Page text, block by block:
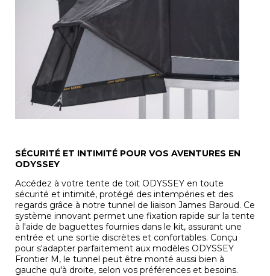
SÉCURITÉ ET INTIMITÉ POUR VOS AVENTURES EN
ODYSSEY
Accédez à votre tente de toit ODYSSEY en toute
sécurité et intimité, protégé des intempéries et des
regards grâce à notre tunnel de liaison James Baroud. Ce
système innovant permet une fixation rapide sur la tente
à l'aide de baguettes fournies dans le kit, assurant une
entrée et une sortie discrètes et confortables. Conçu
pour s'adapter parfaitement aux modèles ODYSSEY
Frontier M, le tunnel peut être monté aussi bien à
gauche qu'à droite, selon vos préférences et besoins.